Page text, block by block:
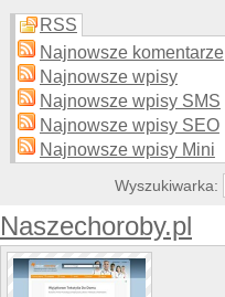
RSS
Najnowsze komentarze
Najnowsze wpisy
Najnowsze wpisy SMS
Najnowsze wpisy SEO
Najnowsze wpisy Mini
Wyszukiwarka:
Naszechoroby.pl